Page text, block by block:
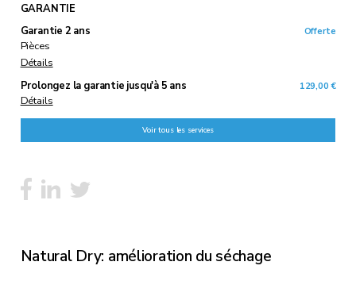
GARANTIE
Garantie 2 ans
Pièces
Détails
Offerte
Prolongez la garantie jusqu'à 5 ans
Détails
129,00 €
Voir tous les services
Natural Dry: amélioration du séchage